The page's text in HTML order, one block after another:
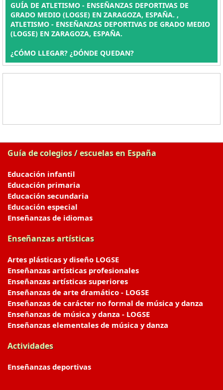
GUÍA DE ATLETISMO - ENSEÑANZAS DEPORTIVAS DE
GRADO MEDIO (LOGSE) EN ZARAGOZA, ESPAÑA. ,
ATLETISMO - ENSEÑANZAS DEPORTIVAS DE GRADO MEDIO
(LOGSE) EN ZARAGOZA, ESPAÑA.
¿CÓMO LLEGAR? ¿DÓNDE QUEDAN?
Guía de colegios / escuelas en España
Educación infantil
Educación primaria
Educación secundaria
Educación especial
Enseñanzas de idiomas
Enseñanzas artísticas
Artes plásticas y diseño LOGSE
Enseñanzas artísticas profesionales
Enseñanzas artísticas superiores
Enseñanzas de arte dramático - LOGSE
Enseñanzas de carácter no formal de música y danza
Enseñanzas de música y danza - LOGSE
Enseñanzas elementales de música y danza
Actividades
Enseñanzas deportivas